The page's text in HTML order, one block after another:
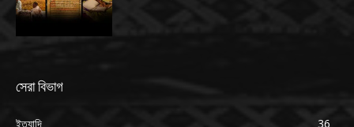
সেরা বিভাগ
ইত্যাদি
36